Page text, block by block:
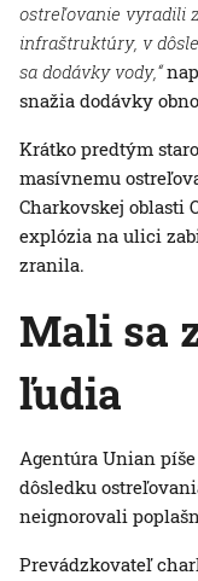
ostreľovanie vyradili
infraštruktúry, v
sa dodávky vody,“
snažia dodávky
Krátko predtým
masívnemu
Charkovskej oblasti
explózia na ulici
zranila.
Mali sa
ľudia
Agentúra Unian
dôsledku
neignorovali
Prevádzkovateľ